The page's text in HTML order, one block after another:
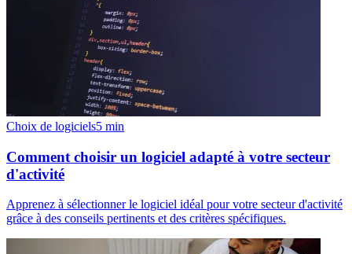
Choix de logiciels5 min
Comment choisir un logiciel adapté à votre secteur
d'activité
Apprenez à sélectionner le logiciel idéal pour votre secteur d'activité
grâce à des conseils pertinents et des critères spécifiques.